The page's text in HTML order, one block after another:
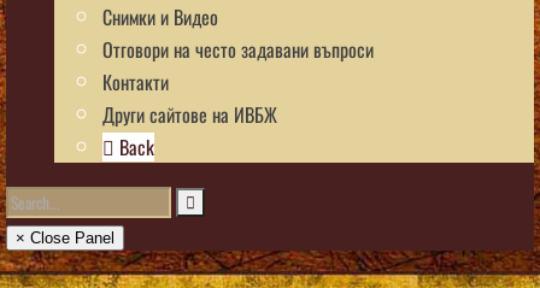
Снимки и Видео
Отговори на често задавани въпроси
Контакти
Други сайтове на ИВБЖ
Back
× Close Panel